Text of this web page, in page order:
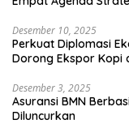
Desember 10, 2025
Perkuat Diplomasi
Dorong Ekspor Kopi
Desember 3, 2025
Asuransi BMN
Diluncurkan